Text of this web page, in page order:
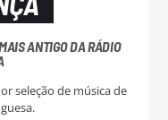
ANTIGO DA RÁDIO
seleção de música de